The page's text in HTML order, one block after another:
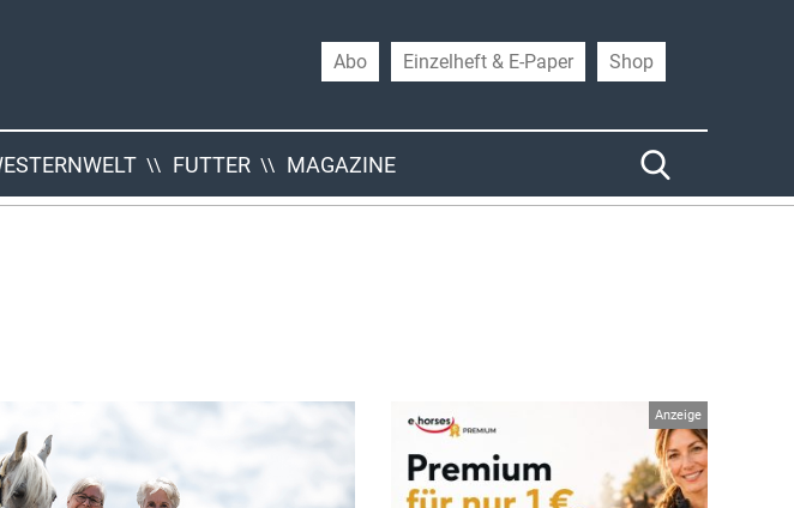
FUTTER MAGAZINE
Abo Einzelheft & E-Paper Shop